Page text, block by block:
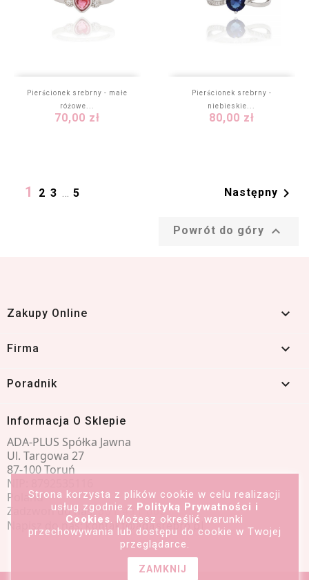
Pierścionek srebrny - małe
różowe...
Cena
70,00 zł
Pierścionek srebrny -
niebieskie...
Cena
80,00 zł
1 2 3 … 5 Następny 
Powrót do góry 
Zakupy Online 
Firma 
Poradnik 
Informacja O Sklepie
ADA-PLUS Spółka Jawna
Ul. Targowa 27
87-100 Toruń
NIP: 8792535116
Poland
Zadzwoń do nas:601 491 066
Napisz do nas:kontakt@adasrebro.pl
Strona korzysta z plików cookie w celu realizacji
usług zgodnie z Polityką Prywatności i
Cookies. Możesz określić warunki
przechowywania lub dostępu do cookie w Twojej
przeglądarce.
ZAMKNIJ